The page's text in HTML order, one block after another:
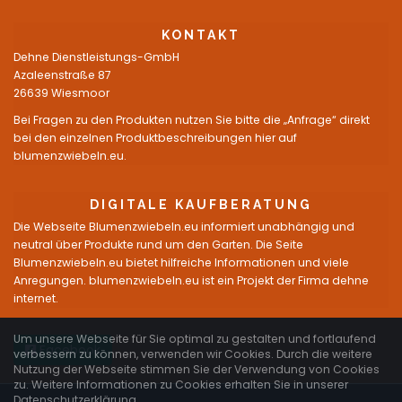
KONTAKT
Dehne Dienstleistungs-GmbH
Azaleenstraße 87
26639 Wiesmoor
Bei Fragen zu den Produkten nutzen Sie bitte die „Anfrage“ direkt
bei den einzelnen Produktbeschreibungen hier auf
blumenzwiebeln.eu.
DIGITALE KAUFBERATUNG
Die Webseite Blumenzwiebeln.eu informiert unabhängig und
neutral über Produkte rund um den Garten. Die Seite
Blumenzwiebeln.eu bietet hilfreiche Informationen und viele
Anregungen. blumenzwiebeln.eu ist ein Projekt der Firma dehne
internet.
Facebook
Um unsere Webseite für Sie optimal zu gestalten und fortlaufend
verbessern zu können, verwenden wir Cookies. Durch die weitere
Nutzung der Webseite stimmen Sie der Verwendung von Cookies
zu. Weitere Informationen zu Cookies erhalten Sie in unserer